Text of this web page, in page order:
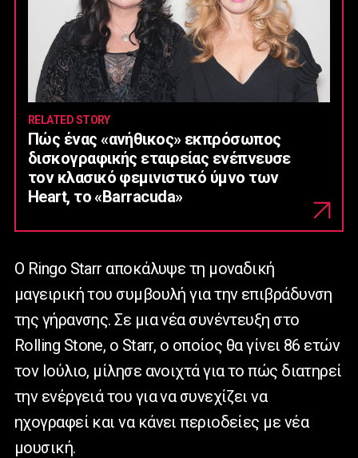
RELATED STORY
Πώς ένας «ανήθικος» εκπρόσωπος
δισκογραφικής εταιρείας ενέπνευσε
τον κλασικό φεμινιστικό ύμνο των
Heart, το «Barracuda»
Ο Ringo Starr αποκάλυψε τη μοναδική
μαγειρική του συμβουλή για την επιβράδυνση
της γήρανσης. Σε μια νέα συνέντευξη στο
Rolling Stone, ο Starr, ο οποίος θα γίνει 86 ετών
τον Ιούλιο, μίλησε ανοιχτά για το πώς διατηρεί
την ενέργειά του για να συνεχίζει να
ηχογραφεί και να κάνει περιοδείες με νέα
μουσική.